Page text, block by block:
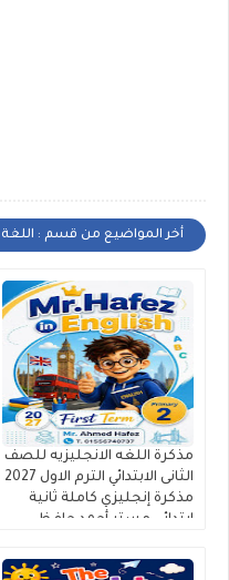
أخر المواضيع من قسم : اللغة
مذكرة اللغه الانجليزيه للصف
الثانى الابتدائي الترم الاول 2027
مذكرة إنجليزي كاملة ثانية
ابتدائى مستر أحمد حافظ